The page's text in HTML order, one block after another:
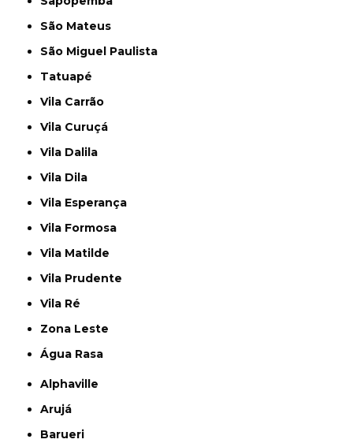
São Mateus
São Miguel Paulista
Tatuapé
Vila Carrão
Vila Curuçá
Vila Dalila
Vila Dila
Vila Esperança
Vila Formosa
Vila Matilde
Vila Prudente
Vila Ré
Zona Leste
Água Rasa
Alphaville
Arujá
Barueri